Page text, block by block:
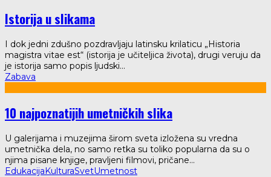
Istorija u slikama
I dok jedni zdušno pozdravljaju latinsku krilaticu „Historia
magistra vitae est“ (istorija je učiteljica života), drugi veruju da
je istorija samo popis ljudski...
Zabava
10 najpoznatijih umetničkih slika
U galerijama i muzejima širom sveta izložena su vredna
umetnička dela, no samo retka su toliko popularna da su o
njima pisane knjige, pravljeni filmovi, pričane...
EdukacijaKulturaSvetUmetnost